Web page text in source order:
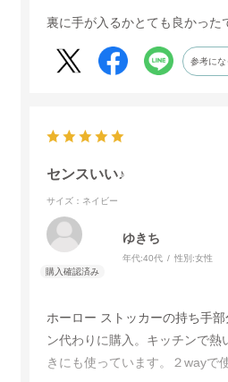
裏に手が入るかとても良かった
参考にな
センスいい♪
サイズ：ネイビー
ゆきち
年代:40代 性別:女性
ホーロー ストッカーの持ち手
ン代わりに購入。キッチンで熱
きにも使っています。２wayで